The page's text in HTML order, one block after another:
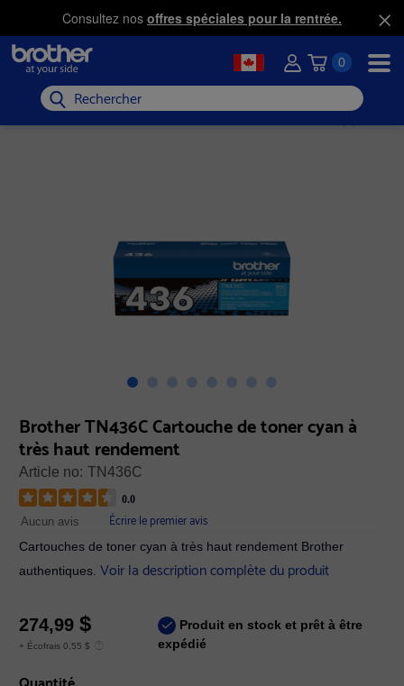
Consultez nos offres spéciales pour la rentrée.
0
Rechercher
Brother TN436C Cartouche de toner cyan à
très haut rendement
Article no: TN436C
0.0
Aucun avis Écrire le premier avis
Cartouches de toner cyan à très haut rendement Brother
authentiques.Voir la description complète du produit
274,99$
+ Écofrais 0,55 $
Produit en stock et prêt à être
expédié
Quantité